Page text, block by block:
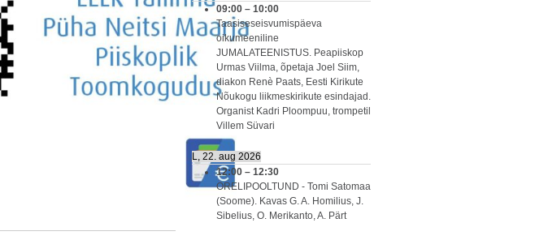
09:00 – 10:00
Taasiseseisvumispäeva
oikumeeniline
JUMALATEENISTUS. Peapiiskop
Urmas Viilma, õpetaja Joel Siim,
diakon Renè Paats, Eesti Kirikute
Nõukogu liikmeskirikute esindajad.
Organist Kadri Ploompuu, trompetil
Villem Süvari
L, 22. aug 2026
12:00 – 12:30
ORELIPOOLTUND - Tomi Satomaa
(Soome). Kavas G. A. Homilius, J.
Sibelius, O. Merikanto, A. Pärt